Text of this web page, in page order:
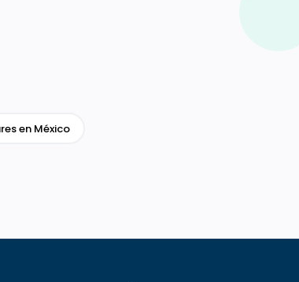
en México